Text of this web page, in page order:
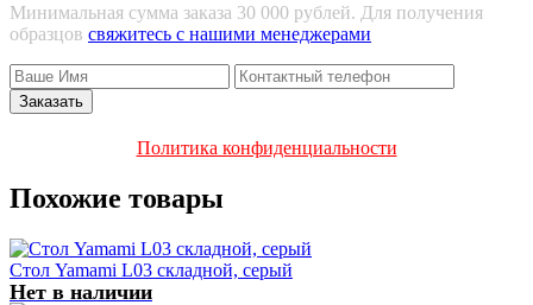
Минимальная сумма заказа 30 000 рублей. Для получения
образцов свяжитесь с нашими менеджерами
Политика конфиденциальности
Похожие товары
Стол Yamami L03 складной, серый
Нет в наличии